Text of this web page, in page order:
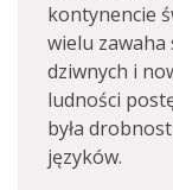
kontynencie
wielu
dziwnych i
ludności
była
języków.